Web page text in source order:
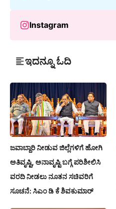
Instagram
ಇದನ್ನೂ ಓದಿ
ಜವಾಬ್ದಾರಿ ನೀಡುವ ಜಿಲ್ಲೆಗಳಿಗೆ ಹೋಗಿ
ಅತಿವೃಷ್ಟಿ, ಅನಾವೃಷ್ಟಿ ಬಗ್ಗೆ ಪರಿಶೀಲಿಸಿ
ವರದಿ ನೀಡಲು ನೂತನ ಸಚಿವರಿಗೆ
ಸೂಚನೆ: ಸಿಎಂ ಡಿ ಕೆ ಶಿವಕುಮಾರ್